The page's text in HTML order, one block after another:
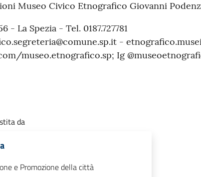
Museo Civico Etnografico Giovanni
- La Spezia - Tel. 0187.727781
-
museo.etnografico.sp; Ig
da
e Promozione della città